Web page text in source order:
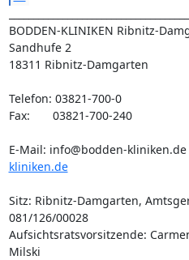
BODDEN-KLINIKEN Ribnitz-
Sandhufe 2
18311 Ribnitz-Damgarten
Telefon: 03821-700-0
Fax:       03821-700-240
E-Mail: info@bodden-
kliniken.de
Sitz: Ribnitz-Damgarten,
081/126/00028
Aufsichtsratsvorsitzende:
Milski